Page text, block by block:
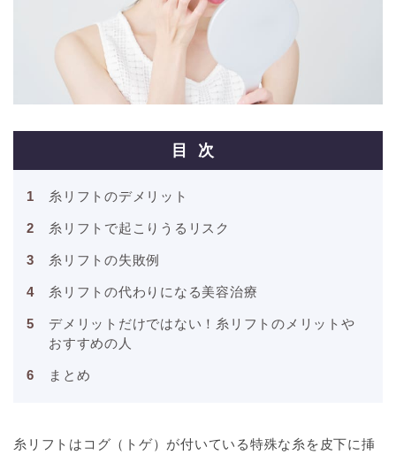
目次
糸リフトのデメリット
糸リフトで起こりうるリスク
糸リフトの失敗例
糸リフトの代わりになる美容治療
デメリットだけではない！糸リフトのメリットや
おすすめの人
まとめ
糸リフトはコグ（トゲ）が付いている特殊な糸を皮下に挿